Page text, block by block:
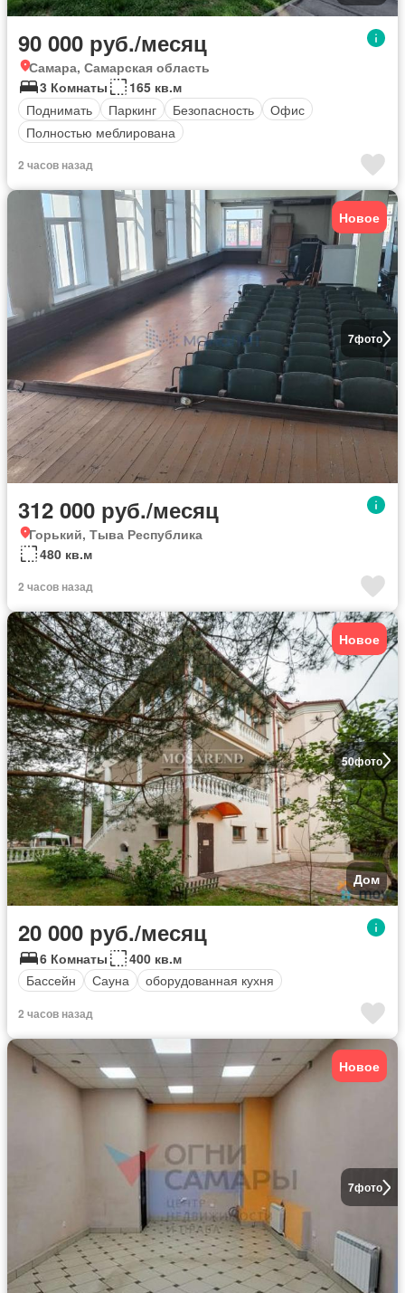
90 000 руб./месяц
Самара, Самарская область
3 Комнаты
165 кв.м
Поднимать
Паркинг Безопасность
Офис
Полностью меблирована
2 часов назад
7фото
Новое
312 000 руб./месяц
Горький, Тыва Республика
480 кв.м
2 часов назад
50фото
Новое
Дом
20 000 руб./месяц
6 Комнаты
400 кв.м
Бассейн
Сауна оборудованная кухня
2 часов назад
7фото
Новое